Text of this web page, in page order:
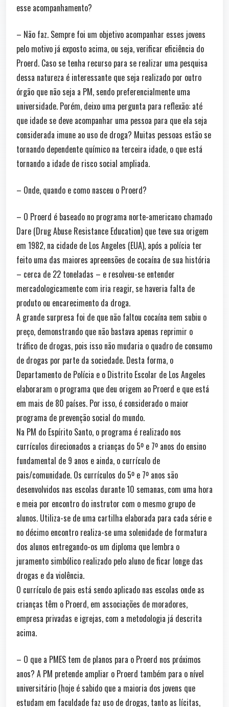
esse acompanhamento?
– Não faz. Sempre foi um objetivo acompanhar esses jovens
pelo motivo já exposto acima, ou seja, verificar eficiência do
Proerd. Caso se tenha recurso para se realizar uma pesquisa
dessa natureza é interessante que seja realizado por outro
órgão que não seja a PM, sendo preferencialmente uma
universidade. Porém, deixo uma pergunta para reflexão: até
que idade se deve acompanhar uma pessoa para que ela seja
considerada imune ao uso de droga? Muitas pessoas estão se
tornando dependente químico na terceira idade, o que está
tornando a idade de risco social ampliada.
– Onde, quando e como nasceu o Proerd?
– O Proerd é baseado no programa norte-americano chamado
Dare (Drug Abuse Resistance Education) que teve sua origem
em 1982, na cidade de Los Angeles (EUA), após a polícia ter
feito uma das maiores apreensões de cocaína de sua história
– cerca de 22 toneladas – e resolveu-se entender
mercadologicamente com iria reagir, se haveria falta de
produto ou encarecimento da droga.
A grande surpresa foi de que não faltou cocaína nem subiu o
preço, demonstrando que não bastava apenas reprimir o
tráfico de drogas, pois isso não mudaria o quadro de consumo
de drogas por parte da sociedade. Desta forma, o
Departamento de Polícia e o Distrito Escolar de Los Angeles
elaboraram o programa que deu origem ao Proerd e que está
em mais de 80 países. Por isso, é considerado o maior
programa de prevenção social do mundo.
Na PM do Espírito Santo, o programa é realizado nos
currículos direcionados a crianças do 5º e 7º anos do ensino
fundamental de 9 anos e ainda, o currículo de
pais/comunidade. Os currículos do 5º e 7º anos são
desenvolvidos nas escolas durante 10 semanas, com uma hora
e meia por encontro do instrutor com o mesmo grupo de
alunos. Utiliza-se de uma cartilha elaborada para cada série e
no décimo encontro realiza-se uma solenidade de formatura
dos alunos entregando-os um diploma que lembra o
juramento simbólico realizado pelo aluno de ficar longe das
drogas e da violência.
O currículo de pais está sendo aplicado nas escolas onde as
crianças têm o Proerd, em associações de moradores,
empresa privadas e igrejas, com a metodologia já descrita
acima.
– O que a PMES tem de planos para o Proerd nos próximos
anos? A PM pretende ampliar o Proerd também para o nível
universitário (hoje é sabido que a maioria dos jovens que
estudam em faculdade faz uso de drogas, tanto as lícitas,